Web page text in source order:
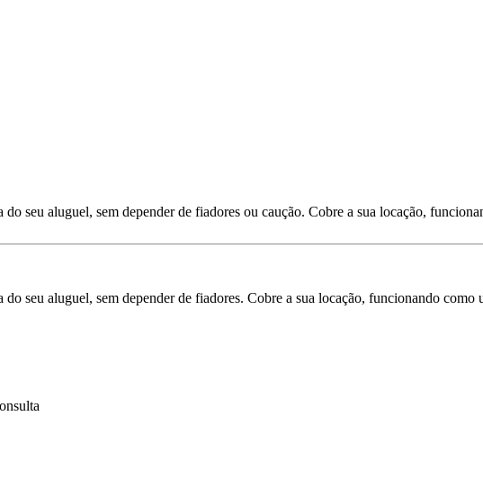
do seu aluguel, sem depender de fiadores ou caução. Cobre a sua locação,
do seu aluguel, sem depender de fiadores. Cobre a sua locação, funcionando